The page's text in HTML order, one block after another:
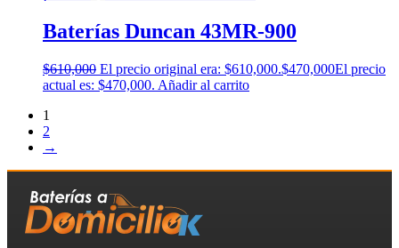
Baterías Duncan 43MR-900
$610,000 El precio original era: $610,000.$470,000El precio
actual es: $470,000. Añadir al carrito
1
2
→